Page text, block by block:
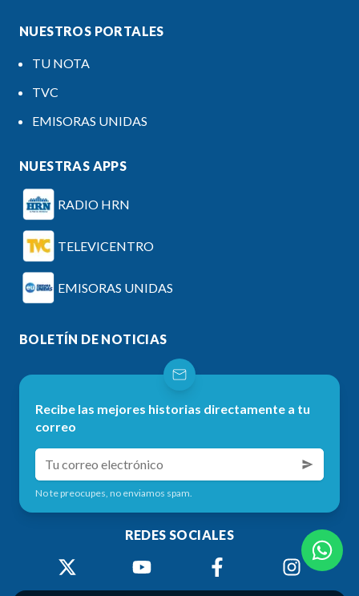
NUESTROS PORTALES
TU NOTA
TVC
EMISORAS UNIDAS
NUESTRAS APPS
RADIO HRN
TELEVICENTRO
EMISORAS UNIDAS
BOLETÍN DE NOTICIAS
Recibe las mejores historias directamente a tu
correo
No te preocupes, no enviamos spam.
REDES SOCIALES